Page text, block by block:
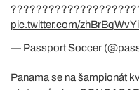
pic.twitter.com/zhBrBqWvYi
— Passport Soccer
Panama se na šampionát